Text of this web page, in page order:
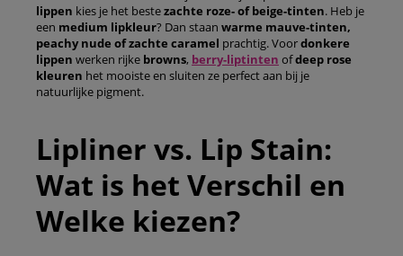
lippen kies je het bestezachte roze- of beige-tinten. Heb je
een medium lipkleur? Dan staan warme mauve-tinten,
peachy nude of zachte caramel prachtig. Voordonkere
lippen werken rijke browns, berry-liptinten ofdeep rose
kleuren het mooiste en sluiten ze perfect aan bij je
natuurlijke pigment.
Lipliner vs. Lip Stain:
Wat is het Verschil en
Welke kiezen?